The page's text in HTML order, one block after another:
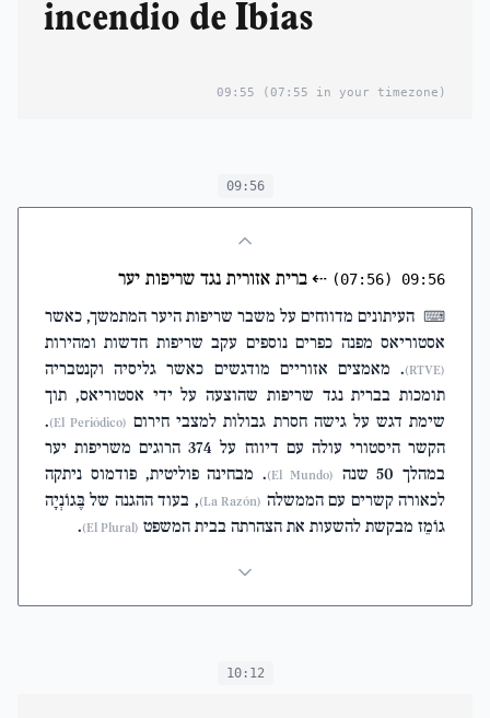
incendio de Ibias
09:55 (07:55 in your timezone)
09:56
09:56
(07:56)
⇠ברית אזורית נגד שריפות יער
⌨ העיתונים מדווחים על משבר שריפות היער המתמשך, כאשר
אסטוריאס מפנה כפרים נוספים עקב שריפות חדשות ומהירות
(RTVE)
. מאמצים אזוריים מודגשים כאשר גליסיה וקנטבריה
תומכות בברית נגד שריפות שהוצעה על ידי אסטוריאס, תוך
שימת דגש על גישה חסרת גבולות למצבי חירום (El Periódico)
.
הקשר היסטורי עולה עם דיווח על 374 הרוגים משריפות יער
במהלך 50 שנה
(El Mundo)
. מבחינה פוליטית, פודמוס ניתקה
לכאורה קשרים עם הממשלה (La Razón)
, בעוד ההגנה של בֶּגוֹנְיָה
גוֹמֵז מבקשת להשעות את הצהרתה בבית המשפט (El Plural)
.
10:12